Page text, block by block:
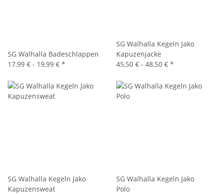
SG Walhalla Badeschlappen
17,99 € - 19,99 € *
SG Walhalla Kegeln Jako
Kapuzenjacke
45,50 € - 48,50 € *
SG Walhalla Kegeln Jako
Kapuzensweat
SG Walhalla Kegeln Jako
Polo